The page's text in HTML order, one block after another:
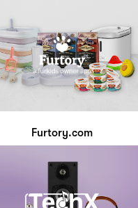
Furtory.com